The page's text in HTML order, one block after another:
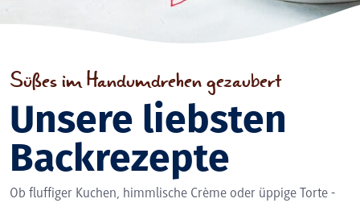
Süßes im Handumdrehen gezaubert
Unsere liebsten
Backrezepte
Ob fluffiger Kuchen, himmlische Crème oder üppige Torte -